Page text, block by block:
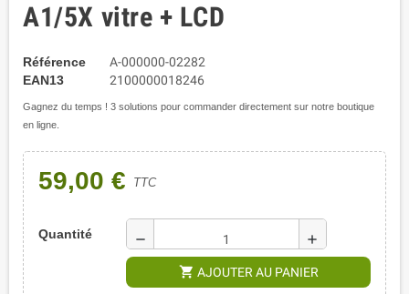
A1/5X vitre + LCD
Référence
A-000000-02282
EAN13
2100000018246
Gagnez du temps ! 3 solutions pour commander directement sur notre boutique
en ligne.
59,00 € TTC
Quantité remove add
shopping_cart AJOUTER AU PANIER